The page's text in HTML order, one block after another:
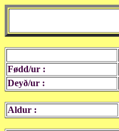
Fødd/ur :
Deyð/ur :
Aldur :